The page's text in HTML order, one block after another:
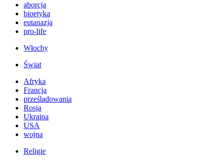
aborcja
bioetyka
eutanazja
pro-life
Włochy
Świat
Afryka
Francja
prześladowania
Rosja
Ukraina
USA
wojna
Religie